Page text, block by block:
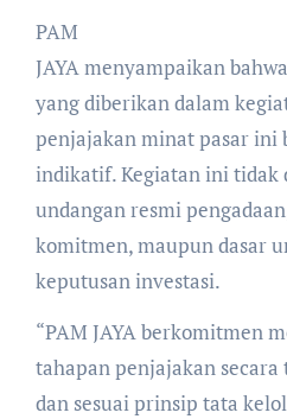
PAM
JAYA menyampaikan
yang diberikan dalam
penjajakan minat pasar ini
indikatif. Kegiatan ini tidak
undangan resmi
komitmen, maupun dasar
keputusan investasi.
“PAM JAYA berkomitmen
tahapan penjajakan
dan sesuai prinsip tata